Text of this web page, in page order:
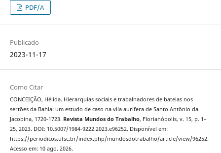
PDF/A
Publicado
2023-11-17
Como Citar
CONCEIÇÃO, Hélida. Hierarquias sociais e trabalhadores de bateias nos
sertões da Bahia: um estudo de caso na vila aurífera de Santo Antônio da
Jacobina, 1720-1723. Revista Mundos do Trabalho, Florianópolis, v. 15, p. 1–
25, 2023. DOI: 10.5007/1984-9222.2023.e96252. Disponível em:
https://periodicos.ufsc.br/index.php/mundosdotrabalho/article/view/96252.
Acesso em: 10 ago. 2026.